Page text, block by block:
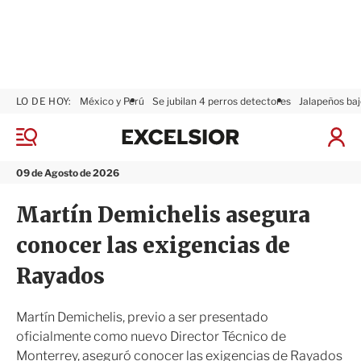
M
n
09 de Agosto de 2026
LO DE HOY: México y Perú Se jubilan 4 perros detectores Jalapeños
I
x
i
r
Martín Demichelis asegura
conocer las exigencias de
Rayados
Martín Demichelis, previo a ser presentado
oficialmente como nuevo Director Técnico de
Monterrey, aseguró conocer las exigencias de Rayados